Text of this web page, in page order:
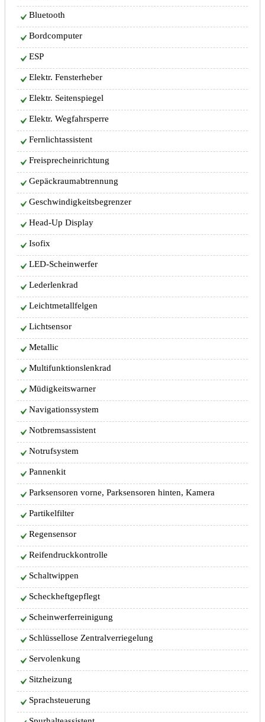
Bluetooth
Bordcomputer
ESP
Elektr. Fensterheber
Elektr. Seitenspiegel
Elektr. Wegfahrsperre
Fernlichtassistent
Freisprecheinrichtung
Gepäckraumabtrennung
Geschwindigkeitsbegrenzer
Head-Up Display
Isofix
LED-Scheinwerfer
Lederlenkrad
Leichtmetallfelgen
Lichtsensor
Metallic
Multifunktionslenkrad
Müdigkeitswarner
Navigationssystem
Notbremsassistent
Notrufsystem
Pannenkit
Parksensoren vorne, Parksensoren hinten, Kamera
Partikelfilter
Regensensor
Reifendruckkontrolle
Schaltwippen
Scheckheftgepflegt
Scheinwerferreinigung
Schlüssellose Zentralverriegelung
Servolenkung
Sitzheizung
Sprachsteuerung